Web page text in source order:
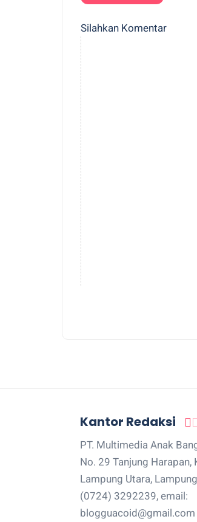
Silahkan Komentar
Kantor Redaksi
PT. Multimedia Anak
No. 29 Tanjung Harapan,
Lampung Utara,
(0724) 3292239, email:
blogguacoid@gmail.com